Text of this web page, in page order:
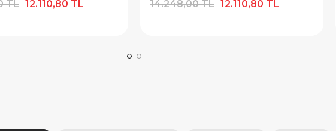
12.110,80 TL
TL
12.110,80 TL
14.248,00 TL
HEDIYE1000